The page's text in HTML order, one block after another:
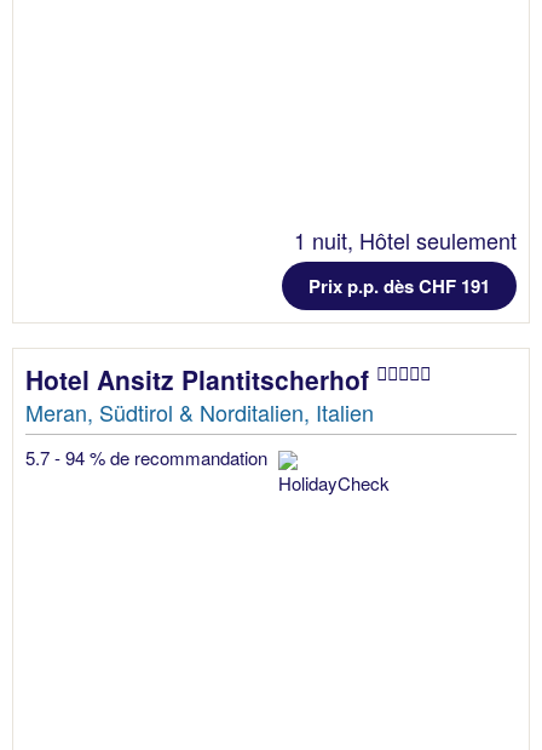
1 nuit, Hôtel seulement
Prix p.p. dès CHF 191
Hotel Ansitz Plantitscherhof
Meran, Südtirol & Norditalien, Italien
5.7 - 94 % de recommandation